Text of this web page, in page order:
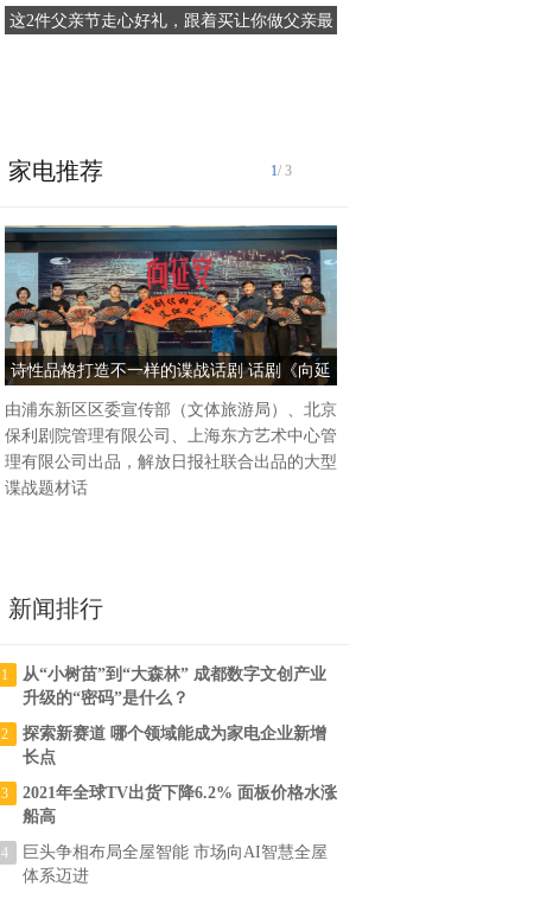
这2件父亲节走心好礼，跟着买让你做父亲最
家电推荐
诗性品格打造不一样的谍战话剧 话剧《向延
安》“七一”登陆国家大剧院
由浦东新区区委宣传部（文体旅游局）、北京
保利剧院管理有限公司、上海东方艺术中心管
理有限公司出品，解放日报社联合出品的大型
谍战题材话
1/ 3
新闻排行
1
从“小树苗”到“大森林” 成都数字文创产业
升级的“密码”是什么？
2
探索新赛道 哪个领域能成为家电企业新增
长点
3
2021年全球TV出货下降6.2% 面板价格水涨
船高
4
巨头争相布局全屋智能 市场向AI智慧全屋
体系迈进